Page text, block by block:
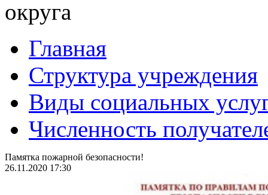
округа
Главная
Структура учреждения
Виды социальных
Численность
Памятка пожарной безопасности!
26.11.2020 17:30